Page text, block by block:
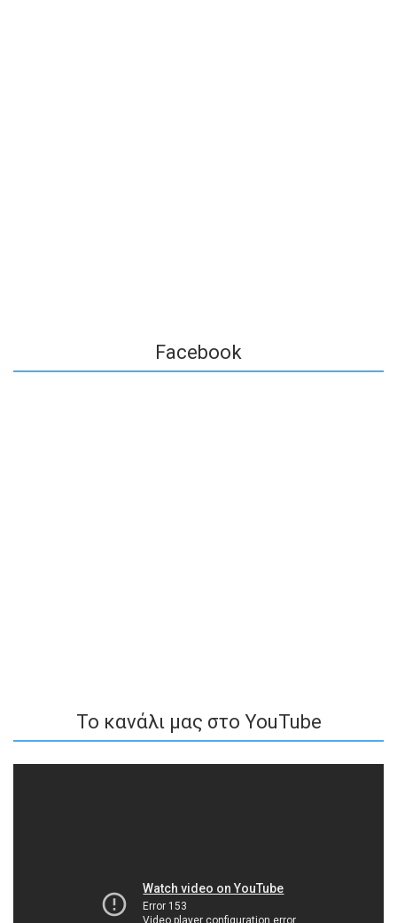
Facebook
To κανάλι μας στο YouTube